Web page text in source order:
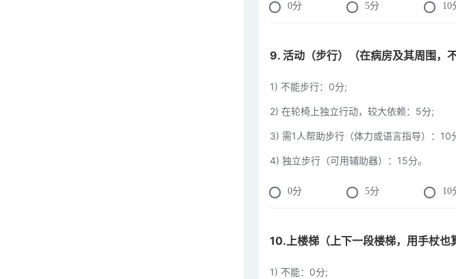
0分 5分 10
9. 活动（步行）（在病房及其周围，
1) 不能步行：0分;
2) 在轮椅上独立行动，较大依赖：5分;
3) 需1人帮助步行（体力或语言指导）：10
4) 独立步行（可用辅助器）：15分。
0分 5分 10
10.上楼梯（上下一段楼梯，用手杖也
1) 不能：0分;